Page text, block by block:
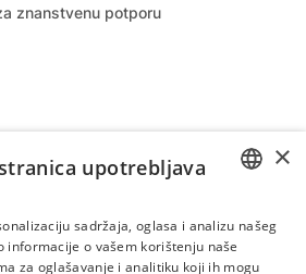
znanstvenu potporu
ENGLISH
×
upotrebljava
sadržaja, oglasa i analizu našeg
informacije o vašem korištenju naše
za oglašavanje i analitiku koji ih mogu